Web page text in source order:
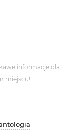
informacje dla
miejscu!